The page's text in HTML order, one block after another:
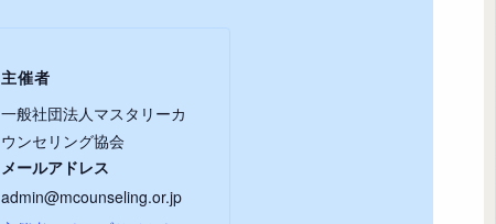
主催者
一般社団法人マスタリーカ
ウンセリング協会
メールアドレス
admin@mcounseling.or.jp